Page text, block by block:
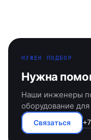
НУЖЕН ПОДБОР
Нужна
Наши инженеры
оборудование
Связаться